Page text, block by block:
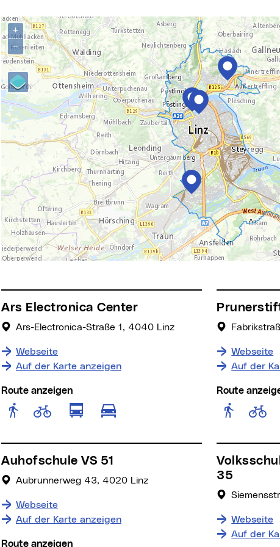
Karte überspringen
+
−
Ars Electronica Center
Ars-Electronica-Straße 1, 4040 Linz
Webseite
Auf der Karte anzeigen
Route anzeigen
Route anzeigen für Fußgänger
Route anzeigen für Radfahrer
Route anzeigen für öffentliche
Route anzeigen für
Webseite
Auf der
Route
Auhofschule VS 51
Aubrunnerweg 43, 4020 Linz
Webseite
Auf der Karte anzeigen
Route anzeigen
Volksschule Siemensstraße VS
35
Webseite
Auf der